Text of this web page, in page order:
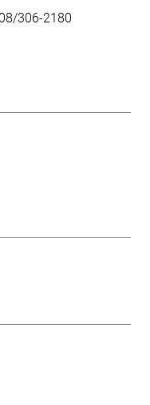
306-2180